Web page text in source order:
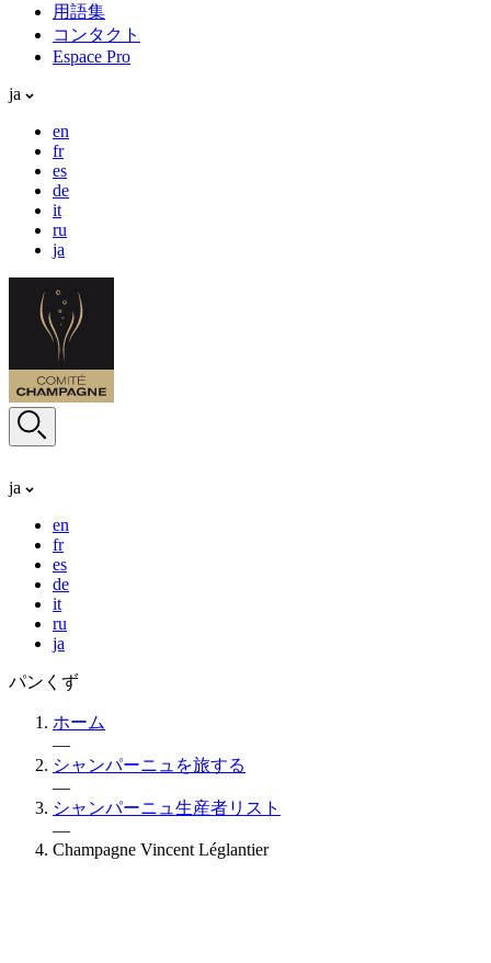
用語集
コンタクト
Espace Pro
ja
en
fr
es
de
it
ru
ja
ja
en
fr
es
de
it
ru
ja
パンくず
ホーム
—
シャンパーニュを旅する
—
シャンパーニュ生産者リスト
—
Champagne Vincent Léglantier